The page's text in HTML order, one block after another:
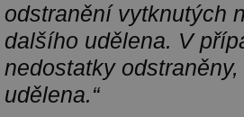
odstranění vytknutých
dalšího udělena. V
nedostatky
udělena.“